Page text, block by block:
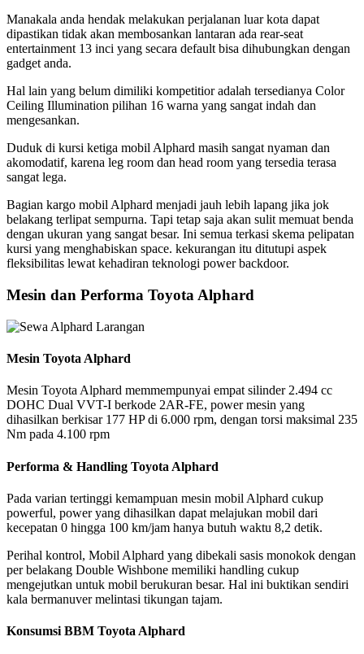
Manakala anda hendak melakukan perjalanan luar kota dapat
dipastikan tidak akan membosankan lantaran ada rear-seat
entertainment 13 inci yang secara default bisa dihubungkan dengan
gadget anda.
Hal lain yang belum dimiliki kompetitior adalah tersedianya Color
Ceiling Illumination pilihan 16 warna yang sangat indah dan
mengesankan.
Duduk di kursi ketiga mobil Alphard masih sangat nyaman dan
akomodatif, karena leg room dan head room yang tersedia terasa
sangat lega.
Bagian kargo mobil Alphard menjadi jauh lebih lapang jika jok
belakang terlipat sempurna. Tapi tetap saja akan sulit memuat benda
dengan ukuran yang sangat besar. Ini semua terkasi skema pelipatan
kursi yang menghabiskan space. kekurangan itu ditutupi aspek
fleksibilitas lewat kehadiran teknologi power backdoor.
Mesin dan Performa Toyota Alphard
Mesin Toyota Alphard
Mesin Toyota Alphard memmempunyai empat silinder 2.494 cc
DOHC Dual VVT-I berkode 2AR-FE, power mesin yang
dihasilkan berkisar 177 HP di 6.000 rpm, dengan torsi maksimal 235
Nm pada 4.100 rpm
Performa & Handling Toyota Alphard
Pada varian tertinggi kemampuan mesin mobil Alphard cukup
powerful, power yang dihasilkan dapat melajukan mobil dari
kecepatan 0 hingga 100 km/jam hanya butuh waktu 8,2 detik.
Perihal kontrol, Mobil Alphard yang dibekali sasis monokok dengan
per belakang Double Wishbone memiliki handling cukup
mengejutkan untuk mobil berukuran besar. Hal ini buktikan sendiri
kala bermanuver melintasi tikungan tajam.
Konsumsi BBM Toyota Alphard